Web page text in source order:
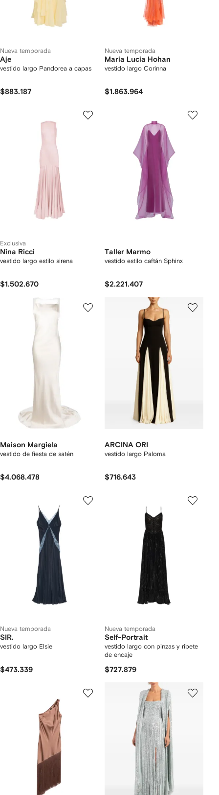
Nueva temporada
Aje
vestido largo Pandorea a capas
$883.187
Nueva temporada
Maria Lucia Hohan
vestido largo Corinna
$1.863.964
Exclusiva
Nina Ricci
vestido largo estilo sirena
$1.502.670
Taller Marmo
vestido estilo caftán Sphinx
$2.221.407
Maison Margiela
vestido de fiesta de satén
$4.068.478
ARCINA ORI
vestido largo Paloma
$716.643
Nueva temporada
SIR.
vestido largo Elsie
$473.339
Nueva temporada
Self-Portrait
vestido largo con pinzas y ribete
de encaje
$727.879